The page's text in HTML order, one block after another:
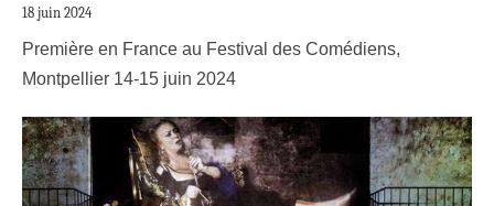
18 juin 2024
Première en France au Festival des Comédiens,
Montpellier 14-15 juin 2024